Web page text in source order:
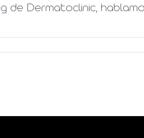
de Dermatoclinic,